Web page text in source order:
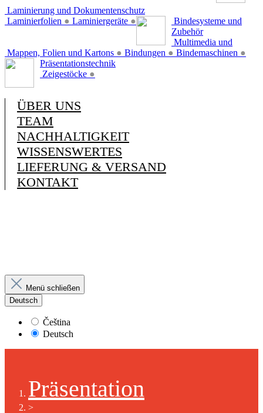
Laminierung und Dokumentenschutz
Laminierfolien ● Laminiergeräte ●
Bindesysteme und
Zubehör
Mappen, Folien und Kartons ● Bindungen ● Bindemaschinen ●
Multimedia und
Präsentationstechnik
Zeigestöcke ●
ÜBER UNS
TEAM
NACHHALTIGKEIT
WISSENSWERTES
LIEFERUNG & VERSAND
KONTAKT
Menü schließen
Deutsch
Čeština
Deutsch
Präsentation
>